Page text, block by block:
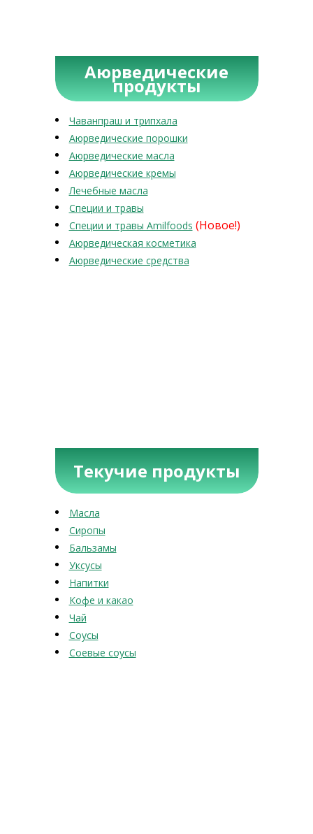
Аюрведические
продукты
Чаванпраш и трипхала
Аюрведические порошки
Аюрведические масла
Аюрведические кремы
Лечебные масла
Специи и травы
Специи и травы Amilfoods (Новое!)
Аюрведическая косметика
Аюрведические средства
Текучие продукты
Масла
Сиропы
Бальзамы
Уксусы
Напитки
Кофе и какао
Чай
Соусы
Соевые соусы